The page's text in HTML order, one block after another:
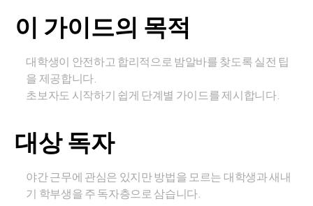
이 가이드의 목적
대학생이 안전하고 합리적으로 밤알바를 찾도록 실전 팁
을 제공합니다.
초보자도 시작하기 쉽게 단계별 가이드를 제시합니다.
대상 독자
야간 근무에 관심은 있지만 방법을 모르는 대학생과 새내
기 학부생을 주 독자층으로 삼습니다.